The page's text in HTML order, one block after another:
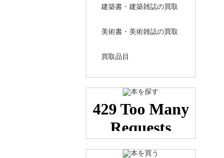
建築書・建築雑誌の買取
美術書・美術雑誌の買取
買取品目